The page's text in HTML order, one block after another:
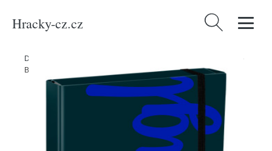
Hracky-cz.cz Vyhledávání
Domů
Desky na sešity A4 Jumbo
BAAGL Logo modré